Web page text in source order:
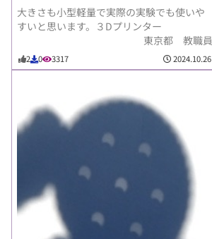
大きさも小型軽量で実際の実験でも使いや
すいと思います。３Dプリンター
東京都 教職員
2 0 3317 2024.10.26